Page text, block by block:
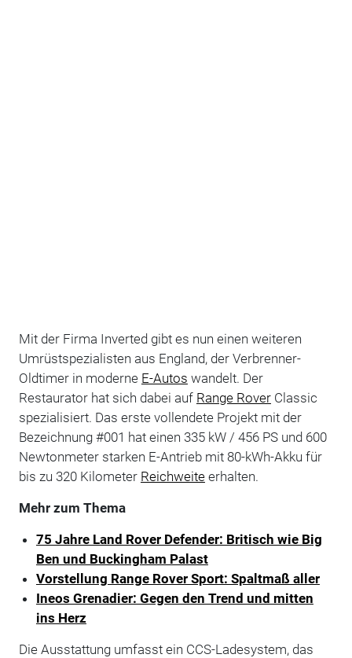
Mit der Firma Inverted gibt es nun einen weiteren
Umrüstspezialisten aus England, der Verbrenner-
Oldtimer in moderne E-Autos wandelt. Der
Restaurator hat sich dabei auf Range RoverClassic
spezialisiert. Das erste vollendete Projekt mit der
Bezeichnung #001 hat einen 335 kW / 456 PS und 600
Newtonmeter starken E-Antrieb mit 80-kWh-Akku für
bis zu 320 Kilometer Reichweiteerhalten.
Mehr zum Thema
75 Jahre Land Rover Defender: Britisch wie Big
Ben und Buckingham Palast
Vorstellung Range Rover Sport: Spaltmaß aller
Ineos Grenadier: Gegen den Trend und mitten
ins Herz
Die Ausstattung umfasst ein CCS-Ladesystem, das